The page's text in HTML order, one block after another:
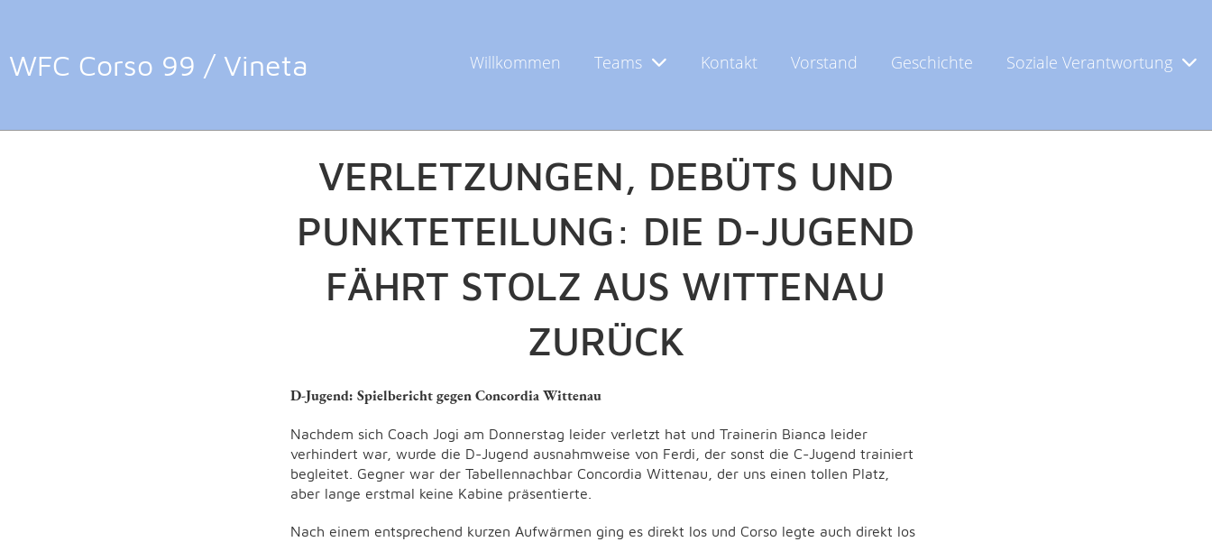
Willkommen Teams Kontakt Vorstand Geschichte Soziale Verantwortung
WFC Corso 99 / VinetaZurück
VERLETZUNGEN, DEBÜTS UND
PUNKTETEILUNG: DIE D-JUGEND
FÄHRT STOLZ AUS WITTENAU
ZURÜCK
D-Jugend: Spielbericht gegen Concordia Wittenau
Nachdem sich Coach Jogi am Donnerstag leider verletzt hat und Trainerin Bianca leider
verhindert war, wurde die D-Jugend ausnahmweise von Ferdi, der sonst die C-Jugend trainiert
begleitet. Gegner war der Tabellennachbar Concordia Wittenau, der uns einen tollen Platz,
aber lange erstmal keine Kabine präsentierte.
Nach einem entsprechend kurzen Aufwärmen ging es direkt los und Corso legte auch direkt los